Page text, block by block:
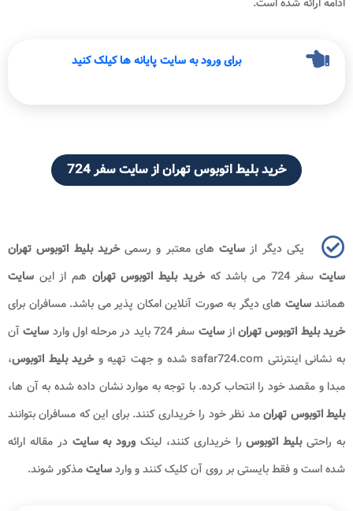
برای ورود به سایت پایانه ها کیلک کنید
خرید بلیط اتوبوس تهران از سایت سفر 724
یکی دیگر از سایت های معتبر و رسمیخرید بلیط اتوبوس تهران
سایت سفر 724 می باشد که خرید بلیط اتوبوس تهران هم از این سایت
همانندسایت های دیگر به صورت آنلاین امکان پذیر می باشد. مسافران برای
خرید بلیط اتوبوس تهرانازسایت سفر 724 باید در مرحله اول وارد سایتآن
به نشانی اینترنتی safar724.comشده و جهت تهیه وخرید بلیط اتوبوس،
مبدا و مقصد خود را انتحاب کرده. با توجه به موارد نشان داده شده به آن ها،
بلیط اتوبوس تهرانمد نظر خود را خریداری کنند. برای این که مسافران بتوانند
به راحتیبلیط اتوبوس را خریداری کنند، لینک ورود به سایت در مقاله ارائه
شده است و فقط بایستی بر روی آن کلیک کنند و واردسایتمذکور شوند.